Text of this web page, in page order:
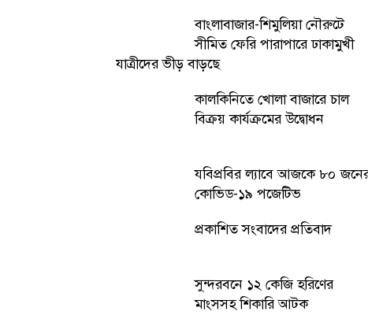
বাংলাবাজার-শিমুলিয়া নৌরুটে
সীমিত ফেরি পারাপারে ঢাকামুখী
যাত্রীদের ভীড় বাড়ছে
কালকিনিতে খোলা বাজারে চাল
বিক্রয় কার্যক্রমের উদ্বোধন
যবিপ্রবির ল্যাবে আজকে ৮০
কোভিড-১৯ পজেটিভ
প্রকাশিত সংবাদের প্রতিবাদ
সুন্দরবনে ১২ কেজি হরিণের
মাংসসহ শিকারি আটক